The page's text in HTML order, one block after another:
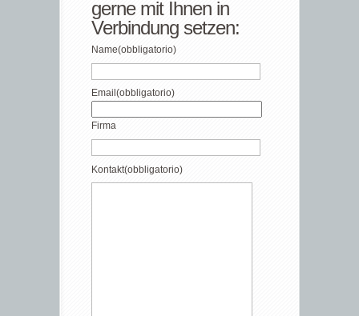
gerne mit Ihnen in
Verbindung setzen:
Name(obbligatorio)
Email (obbligatorio)
Firma
Kontakt(obbligatorio)